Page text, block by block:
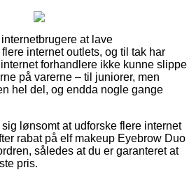
at lave
internet outlets, og til tak har
forhandlere ikke kunne slippe
på varerne – til juniorer, men
hel del, og endda nogle gange
lønsomt at udforske flere internet
rabat på elf makeup Eyebrow Duo
således at du er garanteret at
pris.